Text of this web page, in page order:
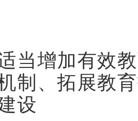
适当增加有效
制、拓展教
设